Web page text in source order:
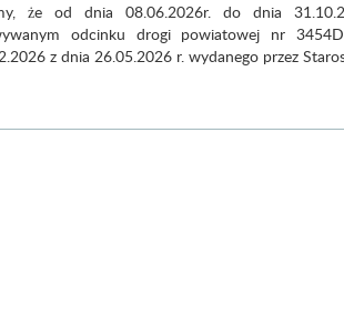
że od dnia 08.06.2026r. do dnia
odcinku drogi powiatowej nr
z dnia 26.05.2026 r. wydanego przez